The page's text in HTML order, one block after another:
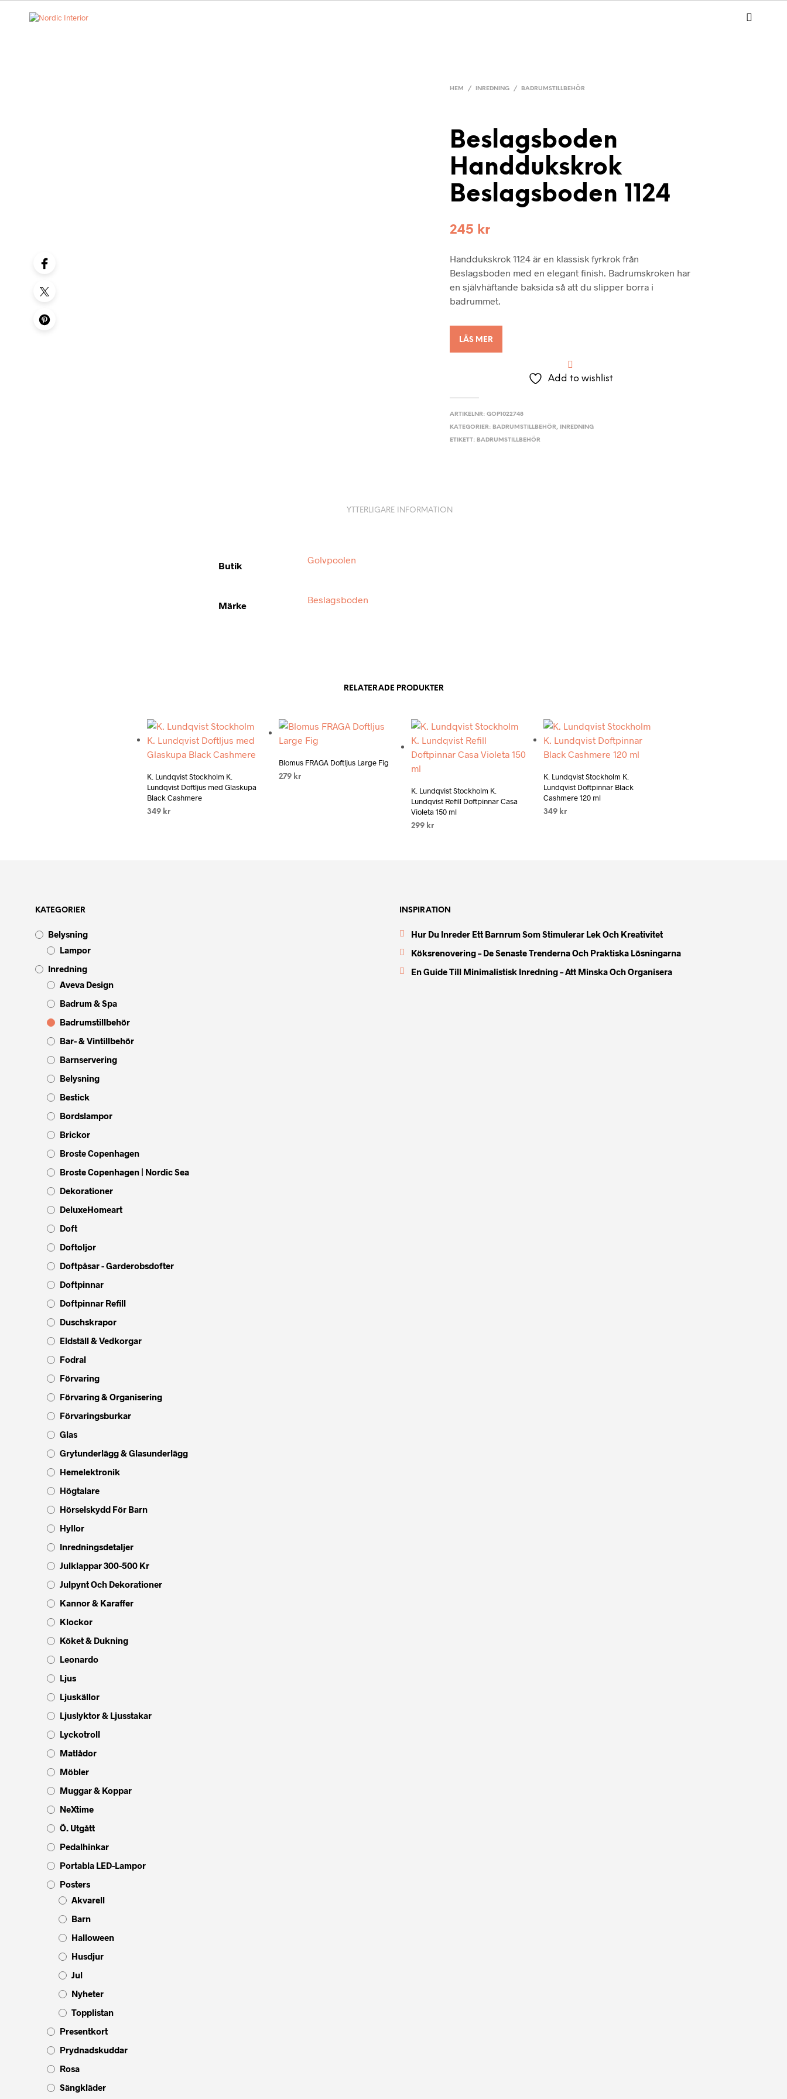
HEM / INREDNING / BADRUMSTILLBEHÖR
Beslagsboden
Handdukskrok
Beslagsboden 1124
245 kr
Handdukskrok 1124 är en klassisk fyrkrok från
Beslagsboden med en elegant finish. Badrumskroken har
en självhäftande baksida så att du slipper borra i
badrummet.
LÄS MER
Add to wishlist
ARTIKELNR:GOP1022748
KATEGORIER: BADRUMSTILLBEHÖR,
INREDNING
ETIKETT: BADRUMSTILLBEHÖR
YTTERLIGARE INFORMATION
Butik
Golvpoolen
Märke
Beslagsboden
RELATERADE PRODUKTER
Add to wishlist
K. Lundqvist Stockholm K.
Lundqvist Doftljus med Glaskupa
Black Cashmere
349 kr
Blomus FRAGA Doftljus Large Fig
279 kr
K. Lundqvist Stockholm K.
Lundqvist Refill Doftpinnar Casa
Violeta 150 ml
299 kr
Add to wishlist
K. Lundqvist Stockholm K.
Lundqvist Doftpinnar Black
Cashmere 120 ml
349 kr
KATEGORIER
Belysning
Lampor
Inredning
Aveva Design
Badrum & Spa
Badrumstillbehör
Bar- & Vintillbehör
Barnservering
Belysning
Bestick
Bordslampor
Brickor
Broste Copenhagen
Broste Copenhagen | Nordic Sea
Dekorationer
DeluxeHomeart
Doft
Doftoljor
Doftpåsar - Garderobsdofter
Doftpinnar
Doftpinnar Refill
Duschskrapor
Eldställ & Vedkorgar
Fodral
Förvaring
Förvaring & Organisering
Förvaringsburkar
Glas
Grytunderlägg & Glasunderlägg
Hemelektronik
Högtalare
Hörselskydd För Barn
Hyllor
Inredningsdetaljer
Julklappar 300-500 Kr
Julpynt Och Dekorationer
Kannor & Karaffer
Klockor
Köket & Dukning
Leonardo
Ljus
Ljuskällor
Ljuslyktor & Ljusstakar
Lyckotroll
Matlådor
Möbler
Muggar & Koppar
NeXtime
Ö. Utgått
Pedalhinkar
Portabla LED-Lampor
Posters
Akvarell
Barn
Halloween
Husdjur
Jul
Nyheter
Topplistan
Presentkort
Prydnadskuddar
Rosa
Sängkläder
INSPIRATION
Hur Du Inreder Ett Barnrum Som Stimulerar Lek Och Kreativitet
Köksrenovering – De Senaste Trenderna Och Praktiska Lösningarna
En Guide Till Minimalistisk Inredning – Att Minska Och Organisera